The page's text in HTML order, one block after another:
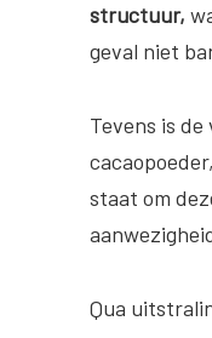
structuur,
geval niet
Tevens is
staat om
Qua